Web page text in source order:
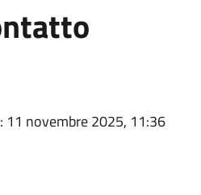
: 11 novembre 2025, 11:36